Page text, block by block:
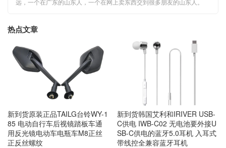
远，一个在广东的山东人，一个在网上卖东西交到很多朋友的山东人。
热点文章
新到货原装正品TAILG台铃WY-1
85 电动自行车后视镜踏板车通
用反光镜电动车电瓶车M8正丝
正反丝螺纹
新到货韩国艾利和IRIVER USB-
C供电 IWB-C02 无电池要外接U
SB-C供电的蓝牙5.0耳机 入耳式
带线控全兼容蓝牙耳机